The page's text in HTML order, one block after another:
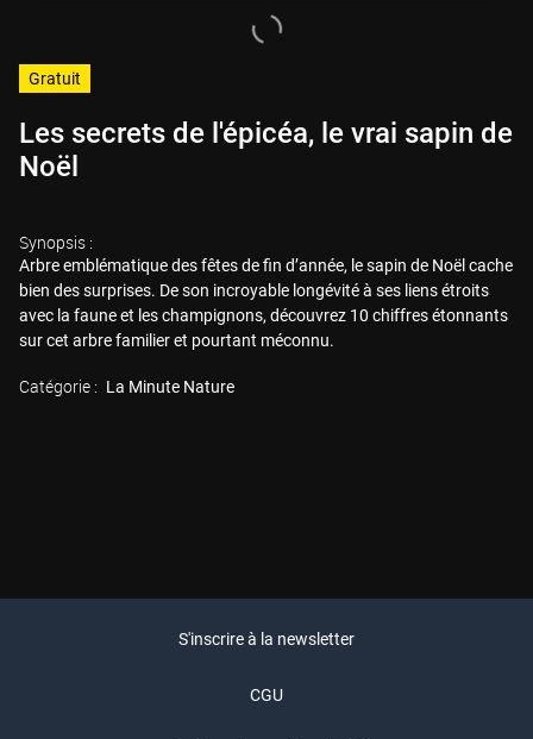
Gratuit
Les secrets de l'épicéa, le vrai sapin de
Noël
Synopsis :
Arbre emblématique des fêtes de fin d’année, le sapin de Noël cache
bien des surprises. De son incroyable longévité à ses liens étroits
avec la faune et les champignons, découvrez 10 chiffres étonnants
sur cet arbre familier et pourtant méconnu.
Catégorie : La Minute Nature
S'inscrire à la newsletter
CGU